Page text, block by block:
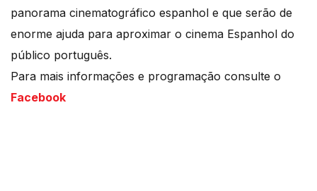
panorama cinematográfico espanhol e que serão de
enorme ajuda para aproximar o cinema Espanhol do
público português.
Para mais informações e programação consulte o
Facebook